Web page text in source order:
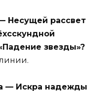
Несущей рассвет
звезды»?
— Искра надежды